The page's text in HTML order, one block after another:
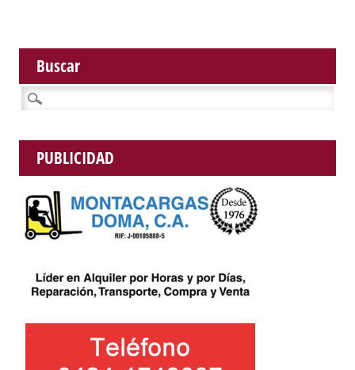
Buscar
Buscar:
PUBLICIDAD